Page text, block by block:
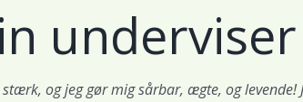
underviser
stærk, og jeg gør mig sårbar, ægte, og